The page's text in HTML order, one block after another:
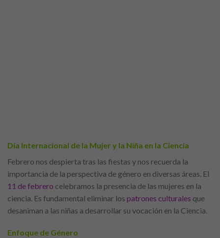
Día Internacional de la Mujer y la Niña en la Ciencia
Febrero nos despierta tras las fiestas y nos recuerda la
importancia de la perspectiva de género en diversas áreas. El
11 de febrero celebramos la presencia de las mujeres en la
ciencia. Es fundamental eliminar los patrones culturales que
desaniman a las niñas a desarrollar su vocación en la Ciencia.
Enfoque de Género